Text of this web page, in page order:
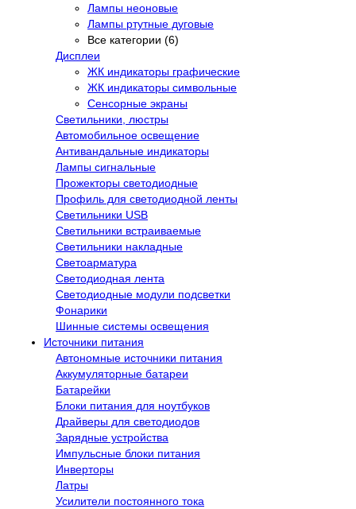
Лампы неоновые
Лампы ртутные дуговые
Все категории (6)
Дисплеи
ЖК индикаторы графические
ЖК индикаторы символьные
Сенсорные экраны
Cветильники, люстры
Автомобильное освещение
Антивандальные индикаторы
Лампы сигнальные
Прожекторы светодиодные
Профиль для светодиодной ленты
Светильники USB
Светильники встраиваемые
Светильники накладные
Светоарматура
Светодиодная лента
Светодиодные модули подсветки
Фонарики
Шинные системы освещения
Источники питания
Автономные источники питания
Аккумуляторные батареи
Батарейки
Блоки питания для ноутбуков
Драйверы для светодиодов
Зарядные устройства
Импульсные блоки питания
Инверторы
Латры
Усилители постоянного тока